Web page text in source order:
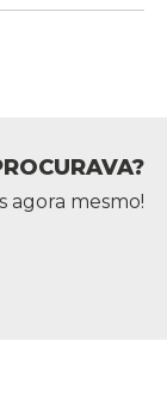
agora mesmo!